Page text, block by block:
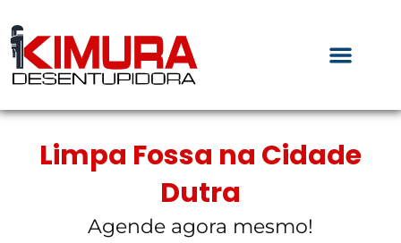
Limpa Fossa na Cidade
Dutra
Agende agora mesmo!